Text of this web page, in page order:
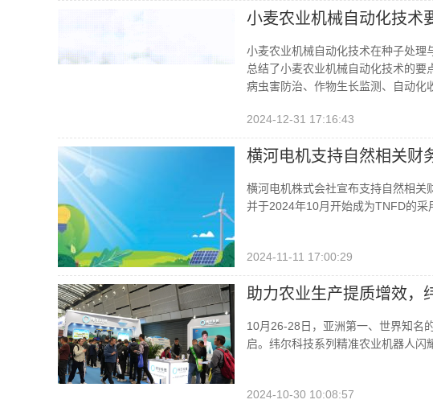
小麦农业机械自动化技术
小麦农业机械自动化技术在种子处理
总结了小麦农业机械自动化技术的
病虫害防治、作物生长监测、自动化
2024-12-31 17:16:43
横河电机支持自然相关财
横河电机株式会社宣布支持自然相关
并于2024年10月开始成为TNFD的采
2024-11-11 17:00:29
助力农业生产提质增效，
10月26-28日，亚洲第一、世界知名
启。纬尔科技系列精准农业机器人闪
2024-10-30 10:08:57